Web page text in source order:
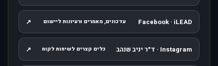
Facebook · iLEAD עדכונים, מאמרים ורעיונות ליישום ↗ , נפתח בחלון חדש
Instagram · ד״ר יניב שנהב כלים קצרים לשיחות לקוח ↗ , נפתח בחלון חדש